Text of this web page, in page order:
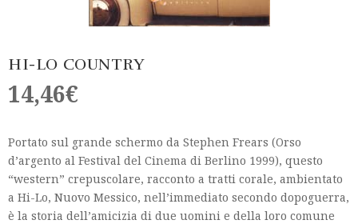
HI-LO COUNTRY
14,46€
Portato sul grande schermo da Stephen Frears (Orso
d’argento al Festival del Cinema di Berlino 1999), questo
“western” crepuscolare, racconto a tratti corale, ambientato
a Hi-Lo, Nuovo Messico, nell’immediato secondo dopoguerra,
è la storia dell’amicizia di due uomini e della loro comune